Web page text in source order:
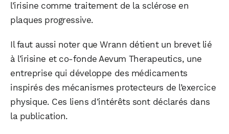
l’irisine comme traitement de la sclérose en
plaques progressive.
Il faut aussi noter que Wrann détient un brevet lié
à l’irisine et co-fonde Aevum Therapeutics, une
entreprise qui développe des médicaments
inspirés des mécanismes protecteurs de l’exercice
physique. Ces liens d’intérêts sont déclarés dans
la publication.